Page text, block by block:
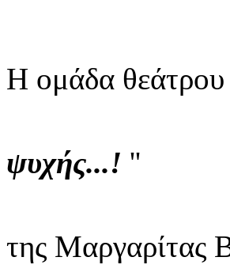
Η ομάδα θεάτρου
ψυχής...! ''
της Μαργαρίτας